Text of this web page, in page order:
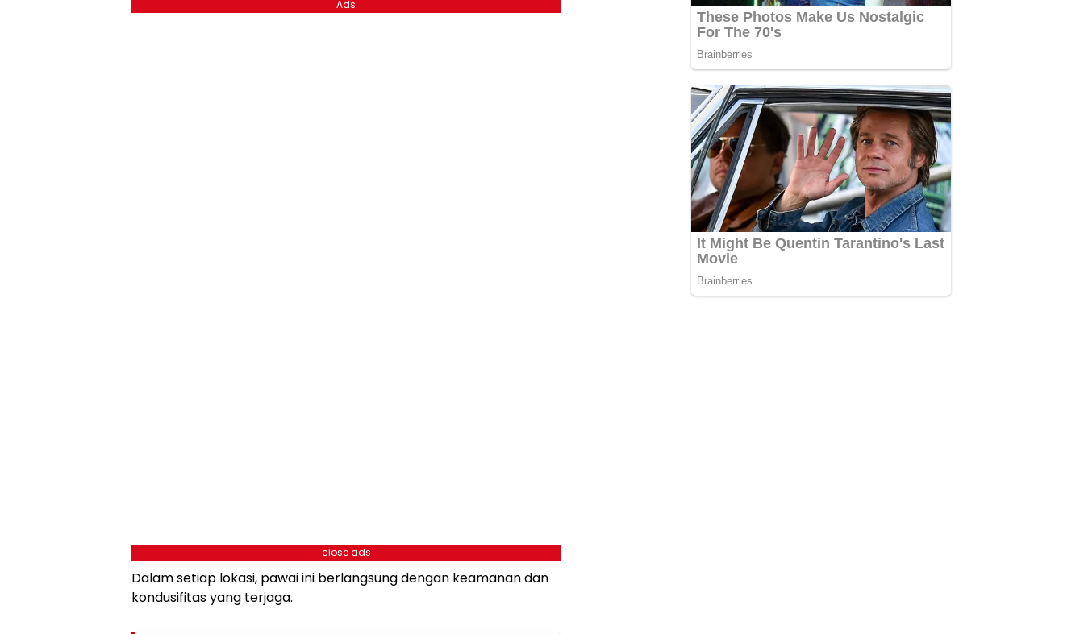
Ads
close ads
Dalam setiap lokasi, pawai ini berlangsung dengan keamanan dan
kondusifitas yang terjaga.